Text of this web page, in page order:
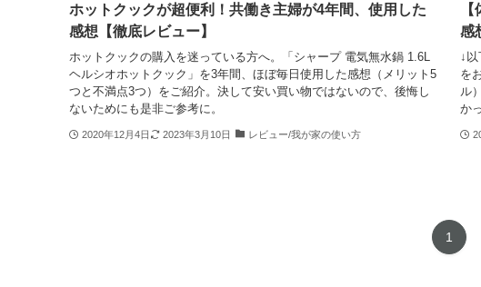
ホットクックが超便利！共働き主婦が4年間、使用した
感想【徹底レビュー】
ホットクックの購入を迷っている方へ。「シャープ 電気無水鍋 1.6L
ヘルシオホットクック」を3年間、ほぼ毎日使用した感想（メリット5
つと不満点3つ）をご紹介。決して安い買い物ではないので、後悔し
ないためにも是非ご参考に。
2020年12月4日 2023年3月10日 レビュー/我が家の使い方
感
↓
を
ル
か
1